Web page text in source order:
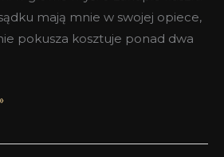
mają mnie w swojej opiece,
pokusza kosztuje ponad dwa